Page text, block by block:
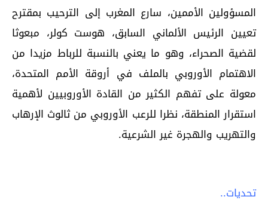
المسؤولين الأممين، سارع المغرب إلى الترحيب بمقترح
تعيين الرئيس الألماني السابق، هوست كولر، مبعوثا
لقضية الصحراء، وهو ما يعني بالنسبة للرباط مزيدا من
الاهتمام الأوروبي بالملف في أروقة الأمم المتحدة،
معولة على تفهم الكثير من القادة الأوروبيين لأهمية
استقرار المنطقة، نظرا للرعب الأوروبي من ثالوث الإرهاب
والتهريب والهجرة غير الشرعية.
تحديات..